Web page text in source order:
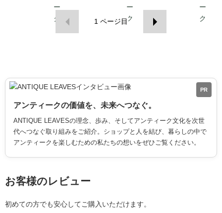
1 ページ目
PR
アンティークの価値を、未来へつなぐ。
ANTIQUE LEAVESの理念、歩み、そしてアンティーク文化を次世
代へつなぐ取り組みをご紹介。ショップと人を結び、暮らしの中で
アンティークを楽しむための私たちの想いをぜひご覧ください。
お客様のレビュー
初めての方でも安心してご購入いただけます。